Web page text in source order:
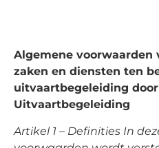
Algemene voorwaarden
zaken en diensten ten
uitvaartbegeleiding
Uitvaartbegeleiding
Artikel 1 – Definities In